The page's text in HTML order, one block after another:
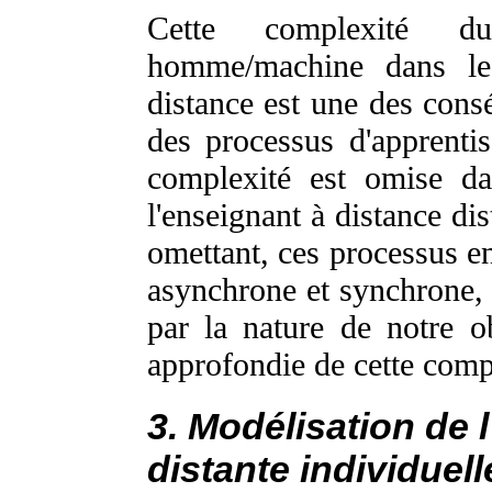
Cette complexité
homme/machine dans
distance est une des
des processus
complexité est omise
l'enseignant à distance
omettant, ces processus
asynchrone et
par la nature de notre
approfondie de cette
3. Modélisation de
distante